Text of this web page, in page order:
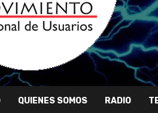
QUIENES SOMOS RADIO